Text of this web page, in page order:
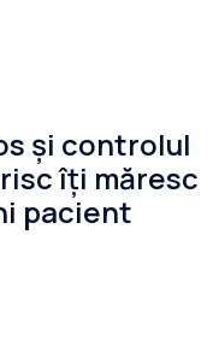
și controlul
îți măresc
pacient